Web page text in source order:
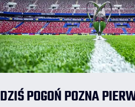
DZIŚ POGOŃ POZNA